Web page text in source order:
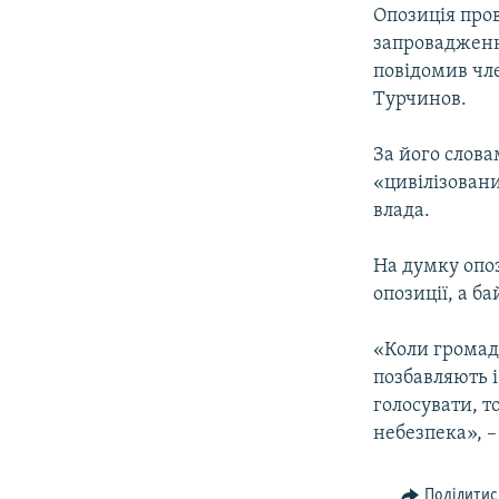
Опозиція
повідомив
Турчинов.
За його
влада.
На думку
опозиції, а
«Коли
позбавляють
голосувати,
небезпека»,